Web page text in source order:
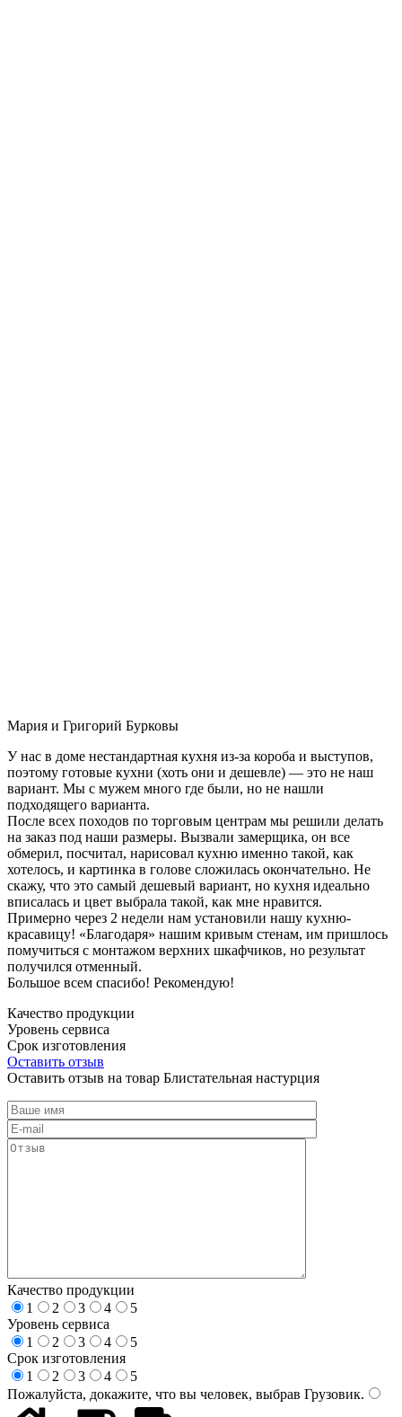
Мария и Григорий Бурковы
У нас в доме нестандартная кухня из-за короба и выступов,
поэтому готовые кухни (хоть они и дешевле) — это не наш
вариант. Мы с мужем много где были, но не нашли
подходящего варианта.
После всех походов по торговым центрам мы решили делать
на заказ под наши размеры. Вызвали замерщика, он все
обмерил, посчитал, нарисовал кухню именно такой, как
хотелось, и картинка в голове сложилась окончательно. Не
скажу, что это самый дешевый вариант, но кухня идеально
вписалась и цвет выбрала такой, как мне нравится.
Примерно через 2 недели нам установили нашу кухню-
красавицу! «Благодаря» нашим кривым стенам, им пришлось
помучиться с монтажом верхних шкафчиков, но результат
получился отменный.
Большое всем спасибо! Рекомендую!
Качество продукции
Уровень сервиса
Срок изготовления
Оставить отзыв
Оставить отзыв на товар Блистательная настурция
Качество продукции
1
2 3 4
5
Уровень сервиса
1
2 3 4
5
Срок изготовления
1
2 3 4
5
Пожалуйста, докажите, что вы человек, выбрав Грузовик.